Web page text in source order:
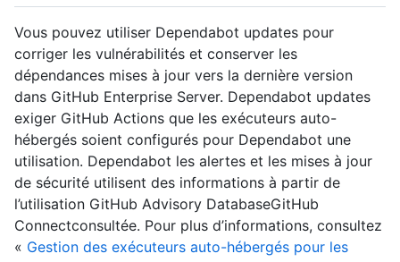
Vous pouvez utiliser Dependabot updates pour
corriger les vulnérabilités et conserver les
dépendances mises à jour vers la dernière version
dans GitHub Enterprise Server. Dependabot updates
exiger GitHub Actions que les exécuteurs auto-
hébergés soient configurés pour Dependabot une
utilisation. Dependabot les alertes et les mises à jour
de sécurité utilisent des informations à partir de
l’utilisation GitHub Advisory DatabaseGitHub
Connectconsultée. Pour plus d’informations, consultez
« Gestion des exécuteurs auto-hébergés pour les